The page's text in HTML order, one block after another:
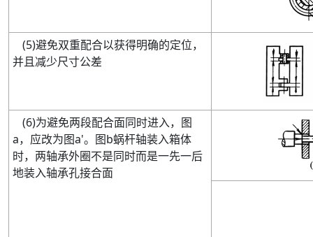
(5)避免双重配合以获得明确的定位，
并且减少尺寸公差
(6)为避免两段配合面同时进入，图
a，应改为图a'。图b蜗杆轴装入箱体
时，两轴承外圈不是同时而是一先一后
地装入轴承孔接合面